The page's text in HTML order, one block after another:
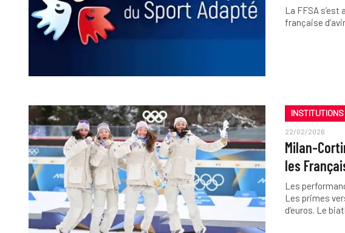
La FFSA
française
22/02/2026
Milan-
les
Les
Les primes
d’euros. Le